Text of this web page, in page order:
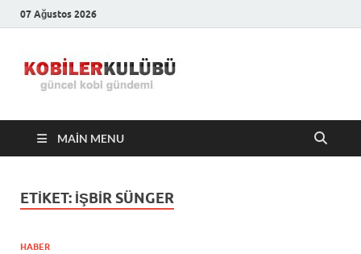
07 Ağustos 2026
Kulübü –
En Güncel
MAIN MENU
ETIKET: IŞBIR SÜNGER
HABER